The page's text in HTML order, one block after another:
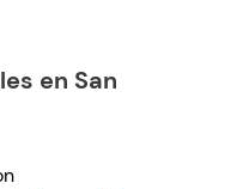
en San